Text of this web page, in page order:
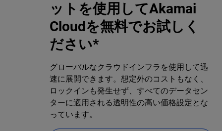
ットを使用してAkamai
Cloudを無料でお試しく
ださい*
グローバルなクラウドインフラを使用して迅
速に展開できます。想定外のコストもなく、
ロックインも発生せず、すべてのデータセン
ターに適用される透明性の高い価格設定とな
っています。